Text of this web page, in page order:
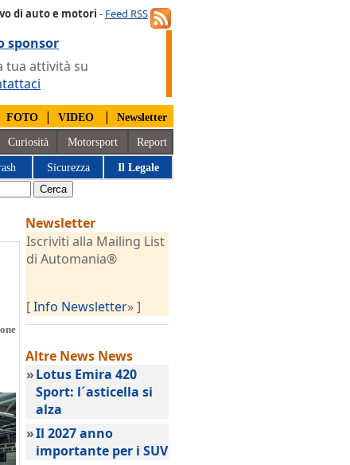
di auto e motori - Feed RSS
sponsor
tua attività su
FOTO | VIDEO | Newsletter
Curiosità Motorsport Report
Sicurezza Il Legale
Newsletter
Iscriviti alla Mailing List
di Automania®
[Info Newsletter» ]
Altre News News
»Lotus Emira 420
Sport: l´asticella si
alza
»Il 2027 anno
importante per i SUV